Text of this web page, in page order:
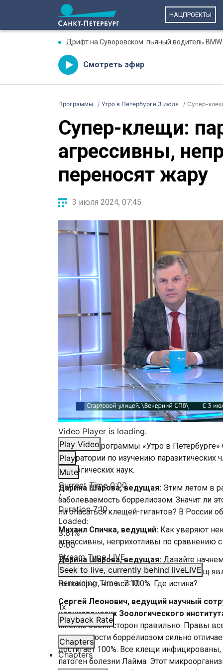
НАЦПРОЕКТЫ
Дрифт на Суворовском: пьяный водитель BMW
Смотреть эфир
Программы Утро в Петербурге 3 июля Супер-
Супер-клещи:
агрессивны,
переносят жару
3 июля 2024, 07:45
Video Player is loading.
Play Video
Play
Mute
Current Time0:00
/
Duration7:10
Loaded:
3.61%
0:00
Stream TypeLIVE
Seek to live, currently behind liveLIVE
Remaining Time-7:10
1x
Playback Rate
Chapters
Chapters
В гостях у программы «Утро​ в​
лаборатории по изучению паразитических
биологических наук.
Дарина Шарова, ведущая: Этим летом в
заболеваемость боррелиозом. Значит ли
ли опасаться клещей-гигантов? В России
Михаил Спичка, ведущий: Как уверяют
агрессивны, неприхотливы по сравнению
Дарина Шарова, ведущая: Давайте
Роспотребнадзора, каждый пятый клещ
то говорит, что все 100%. Где истина?
Сергей Леонович, ведущий научный
членистоногих Зоологического
мнение обеих сторон правильно. Правы
зараженности боррелиозом сильно
достигает 100%. Все клещи
патоген болезни Лайма. Этот